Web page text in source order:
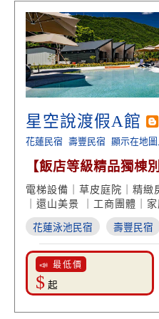
星空說渡假A館
花蓮民宿 壽豐民宿 顯示在地圖
【飯店等級精品獨棟
美景】
電梯設備｜草皮庭院｜精
｜還山美景 ｜工商團體｜
花蓮泳池民宿 壽豐民宿
📣 最低價
$ 起